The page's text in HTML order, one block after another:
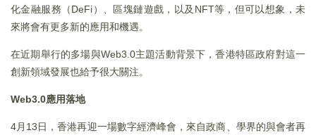
化金融服務（DeFi）、區塊鏈遊戲，以及NFT等，但可以想象，未
來將會有更多新的應用和機遇。
在近期舉行的多場與Web3.0主題活動背景下，香港特區政府對這一
創新領域發展也給予很大關注。
Web3.0應用落地
4月13日，香港再迎一場數字經濟峰會，來自政商、學界的與會者再